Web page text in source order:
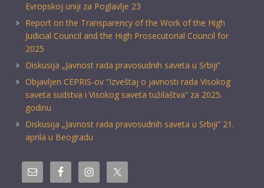
Evropskoj uniji za Poglavlje 23
Report on the Transparency of the Work of the High
Judicial Council and the High Prosecutorial Council for
2025
Diskusija „Javnost rada pravosudnih saveta u Srbiji“
Objavljen CEPRIS-ov “Izveštaj o javnosti rada Visokog
saveta sudstva i Visokog saveta tužilaštva” za 2025.
godinu
Diskusija „Javnost rada pravosudnih saveta u Srbiji” 21.
aprila u Beogradu